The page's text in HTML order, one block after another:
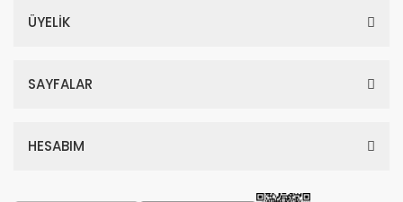
ÜYELİK
SAYFALAR
HESABIM